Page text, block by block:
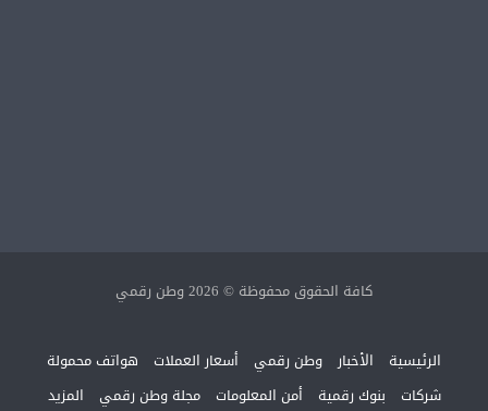
كافة الحقوق محفوظة © 2026 وطن رقمي
الرئيسية الأخبار وطن رقمي أسعار العملات هواتف محمولة
شركات بنوك رقمية أمن المعلومات مجلة وطن رقمي المزيد